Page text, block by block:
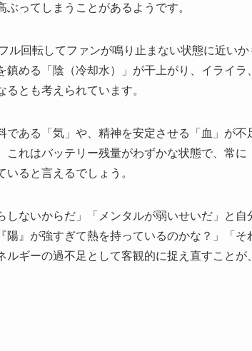
ってしまうことがあるようです。
ル回転してファンが鳴り止まない状態に近い
める「陰（冷却水）」が干上がり、イライラ
とも考えられています。
ある「気」や、精神を安定させる「血」が不
これはバッテリー残量がわずかな状態で、常に
ると言えるでしょう。
しないからだ」「メンタルが弱いせいだ」と自
』が強すぎて熱を持っているのかな？」「そ
ルギーの過不足として客観的に捉え直すこと